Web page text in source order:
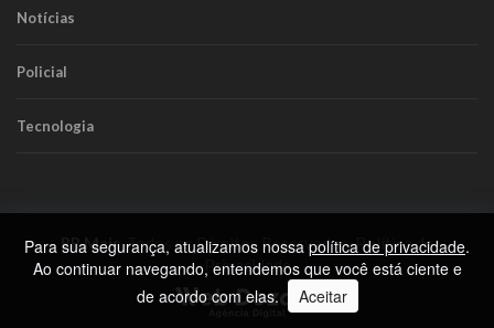
Notícias
Policial
Tecnologia
RR Mais. Todos os Direitos Reservados.Política de
Privacidade
Para sua segurança, atualizamos nossa política de privacidade.
Ao continuar navegando, entendemos que você está ciente e
de acordo com elas. Aceitar